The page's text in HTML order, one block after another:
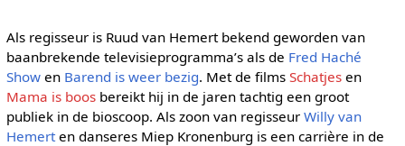
Als regisseur is Ruud van Hemert bekend geworden van
baanbrekende televisieprogramma’s als de Fred Haché
Showen Barend is weer bezig. Met de films Schatjesen
Mama is boosbereikt hij in de jaren tachtig een groot
publiek in de bioscoop. Als zoon van regisseur Willy van
Hemerten danseres Miep Kronenburg is een carrière in de